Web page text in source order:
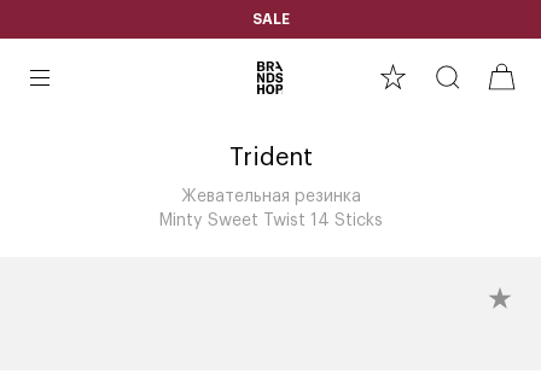
SALE
Trident
Жевательная резинка
Minty Sweet Twist 14 Sticks